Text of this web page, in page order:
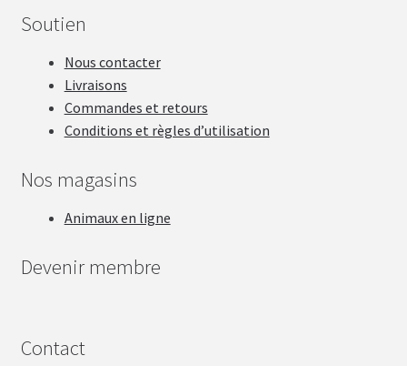
Soutien
Nous contacter
Livraisons
Commandes et retours
Conditions et règles d’utilisation
Nos magasins
Animaux en ligne
Devenir membre
Contact